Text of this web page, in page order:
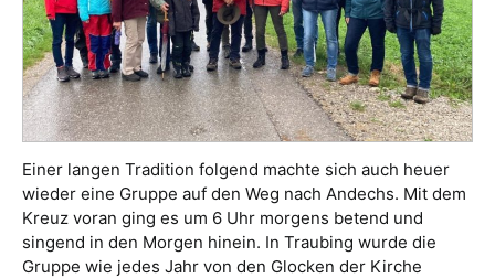
Einer langen Tradition folgend machte sich auch heuer
wieder eine Gruppe auf den Weg nach Andechs. Mit dem
Kreuz voran ging es um 6 Uhr morgens betend und
singend in den Morgen hinein. In Traubing wurde die
Gruppe wie jedes Jahr von den Glocken der Kirche